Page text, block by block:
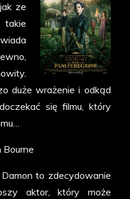
ze
duże wrażenie i odkąd
się filmu, który
Bourne
to zdecydowanie
aktor, który może